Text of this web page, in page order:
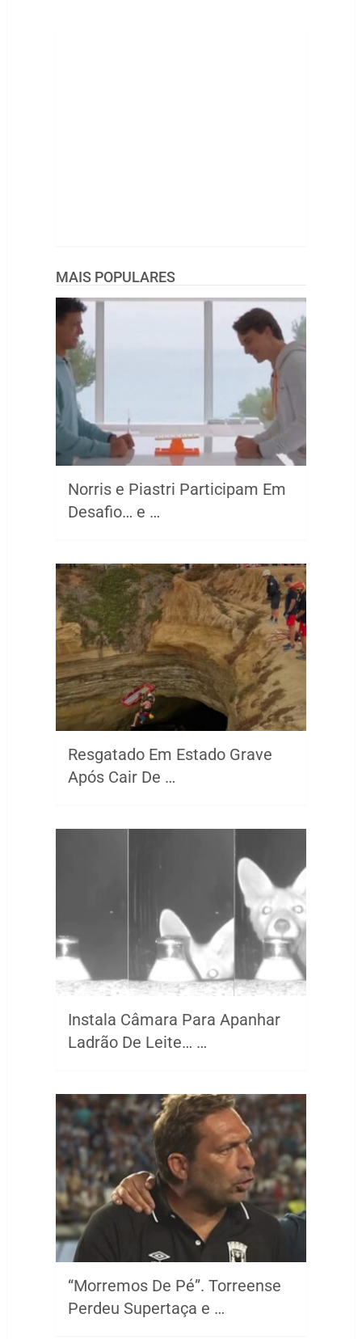
MAIS POPULARES
Norris e Piastri Participam Em
Desafio… e …
Resgatado Em Estado Grave
Após Cair De …
Instala Câmara Para Apanhar
Ladrão De Leite… …
“Morremos De Pé”. Torreense
Perdeu Supertaça e …